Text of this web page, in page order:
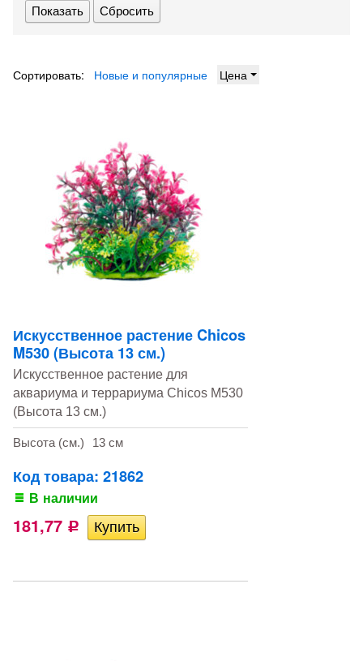
Сбросить
Сортировать: Новые и популярные Цена
Искусственное растение Chicos
M530 (Высота 13 см.)
Искусственное растение для
аквариума и террариума Chicos M530
(Высота 13 см.)
Высота (см.) 13 см
Код товара: 21862
В наличии
181,77 Р